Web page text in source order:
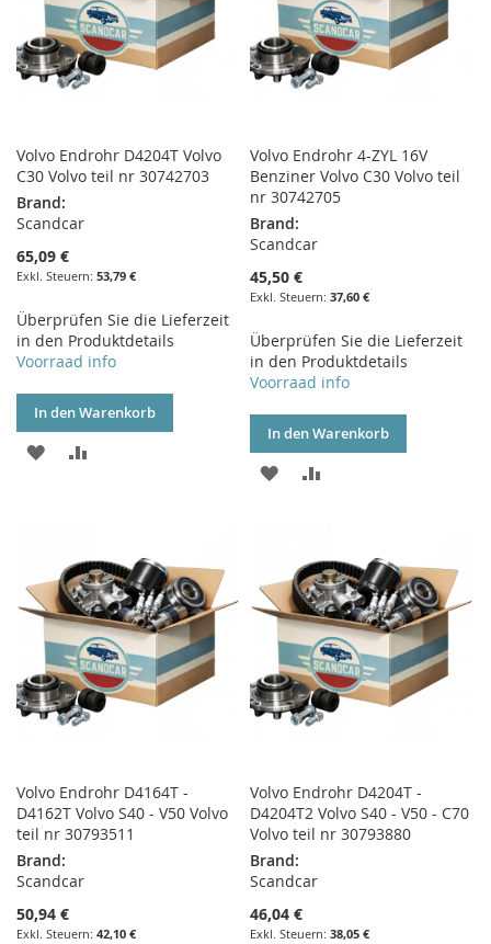
Volvo Endrohr D4204T Volvo
C30 Volvo teil nr 30742703
Brand:
Scandcar
65,09 €
53,79 €
Überprüfen Sie die Lieferzeit
in den Produktdetails
Voorraad info
In den Warenkorb
ZUR
Volvo Endrohr 4-ZYL 16V
Benziner Volvo C30 Volvo teil
nr 30742705
Brand:
Scandcar
45,50 €
37,60 €
Überprüfen Sie die Lieferzeit
in den Produktdetails
Voorraad info
In den Warenkorb
ZUR
Volvo Endrohr D4164T -
D4162T Volvo S40 - V50 Volvo
teil nr 30793511
Brand:
Scandcar
50,94 €
42,10 €
Volvo Endrohr D4204T -
D4204T2 Volvo S40 - V50 - C70
Volvo teil nr 30793880
Brand:
Scandcar
46,04 €
38,05 €